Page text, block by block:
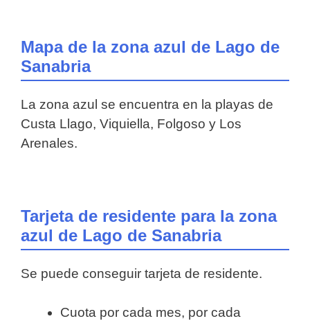
Mapa de la zona azul de Lago de
Sanabria
La zona azul se encuentra en la playas de
Custa Llago, Viquiella, Folgoso y Los
Arenales.
Tarjeta de residente para la zona
azul de Lago de Sanabria
Se puede conseguir tarjeta de residente.
Cuota por cada mes, por cada